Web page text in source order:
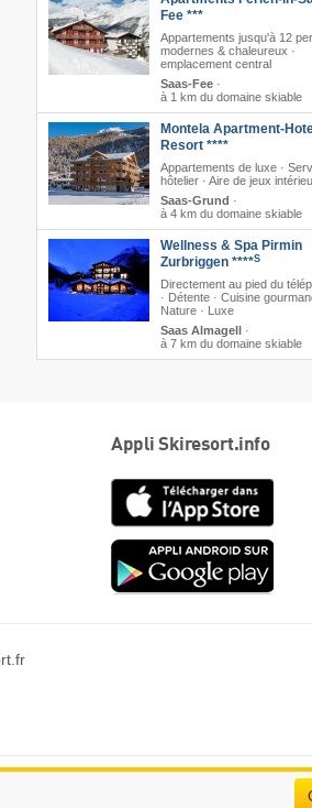
Fee ***
Appartements jusqu'à 12
modernes & chaleureux ·
emplacement central
Saas-Fee·
à 1 km du domaine skiable
Montela Apartment-
Resort ****
Appartements de luxe ·
hôtelier · Aire de jeux
Saas-Grund ·
à 4 km du domaine skiable
Wellness & Spa Pirmin
Zurbriggen ****S
Directement au pied du
· Détente · Cuisine
Nature · Luxe
Saas Almagell
·
à 7 km du domaine skiable
Appli Skiresort.info